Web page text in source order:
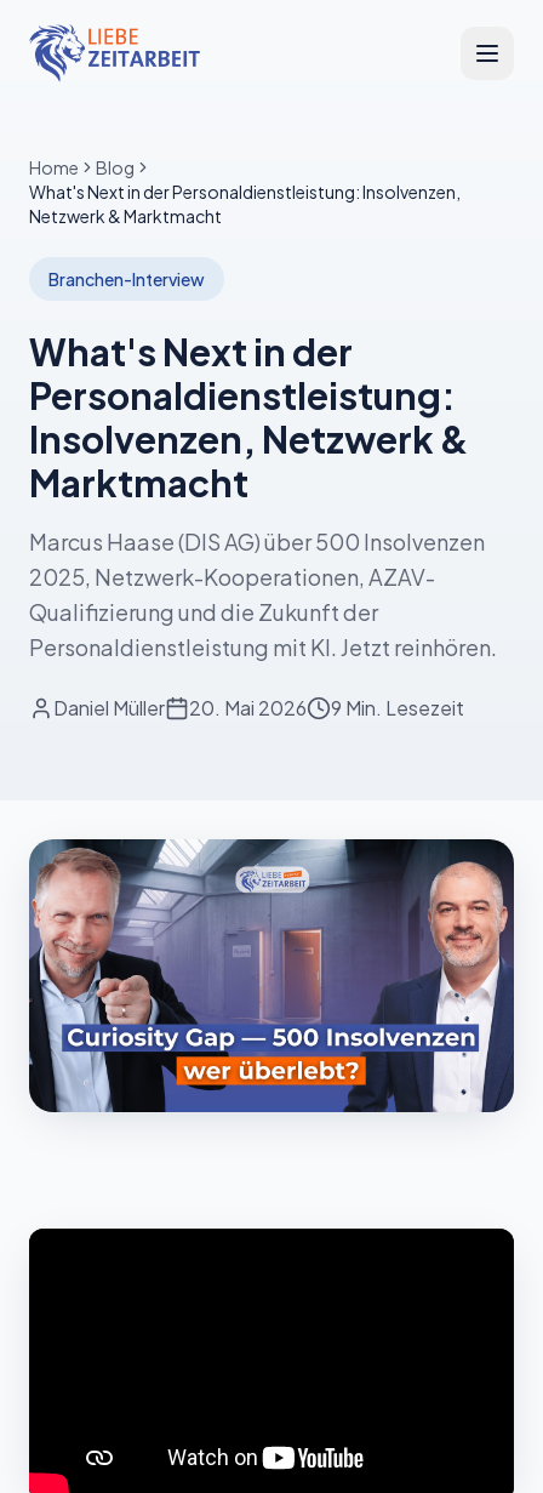
Home
Blog
What's Next in der Personaldienstleistung: Insolvenzen,
Netzwerk & Marktmacht
Branchen-Interview
What's Next in der
Personaldienstleistung:
Insolvenzen, Netzwerk &
Marktmacht
Marcus Haase (DIS AG) über 500 Insolvenzen
2025, Netzwerk-Kooperationen, AZAV-
Qualifizierung und die Zukunft der
Personaldienstleistung mit KI. Jetzt reinhören.
Daniel Müller 20. Mai 2026 9 Min. Lesezeit